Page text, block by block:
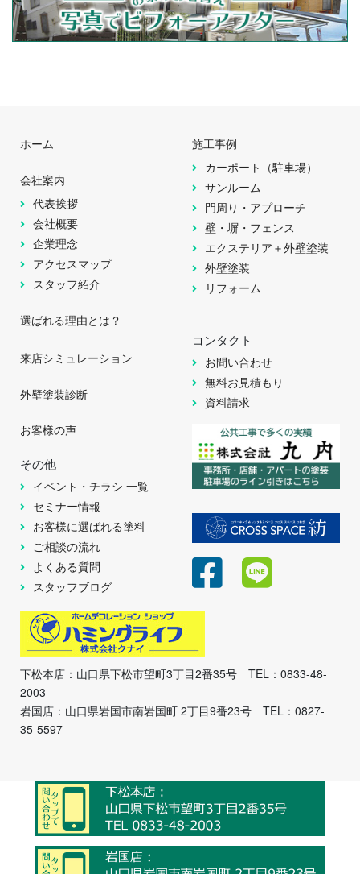
ホーム
会社案内
代表挨拶
会社概要
企業理念
アクセスマップ
スタッフ紹介
選ばれる理由とは？
施工事例
カーポート（駐車場）
サンルーム
門周り・アプローチ
壁・塀・フェンス
エクステリア＋外壁塗装
外壁塗装
リフォーム
来店シミュレーション
外壁塗装診断
お客様の声
その他
イベント・チラシ 一覧
セミナー情報
お客様に選ばれる塗料
ご相談の流れ
よくある質問
スタッフブログ
コンタクト
お問い合わせ
無料お見積もり
資料請求
下松本店：山口県下松市望町3丁目2番35号 TEL：0833-48-
2003
岩国店：山口県岩国市南岩国町 2丁目9番23号 TEL：0827-
35-5597